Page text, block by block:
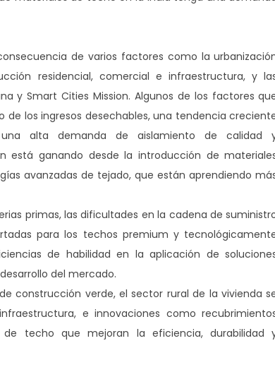
de varios factores como la
residencial, comercial e infraestructura, y
y Smart Cities Mission. Algunos de los factores
los ingresos desechables, una tendencia
alta demanda de aislamiento de calidad
está ganando desde la introducción de
avanzadas de tejado, que están aprendiendo
primas, las dificultades en la cadena de
para los techos premium y
de habilidad en la aplicación de
del mercado.
construcción verde, el sector rural de la vivienda
e innovaciones como
de techo que mejoran la eficiencia, durabilidad